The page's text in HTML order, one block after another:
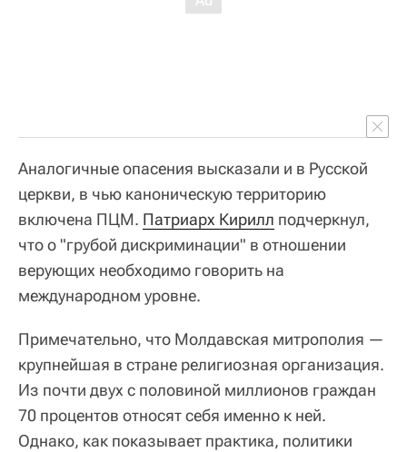
Аналогичные опасения высказали и в Русской
церкви, в чью каноническую территорию
включена ПЦМ. Патриарх Кирилл подчеркнул,
что о "грубой дискриминации" в отношении
верующих необходимо говорить на
международном уровне.
Примечательно, что Молдавская митрополия —
крупнейшая в стране религиозная организация.
Из почти двух с половиной миллионов граждан
70 процентов относят себя именно к ней.
Однако, как показывает практика, политики